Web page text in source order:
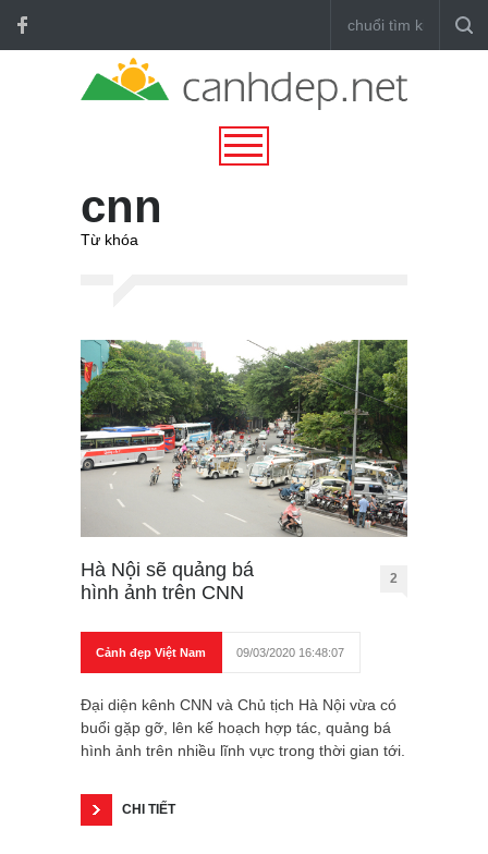
cnn
Từ khóa
Hà Nội sẽ quảng bá
hình ảnh trên CNN
2
Cảnh đẹp Việt Nam 09/03/2020 16:48:07
Đại diện kênh CNN và Chủ tịch Hà Nội vừa có
buổi gặp gỡ, lên kế hoạch hợp tác, quảng bá
hình ảnh trên nhiều lĩnh vực trong thời gian tới.
CHI TIẾT